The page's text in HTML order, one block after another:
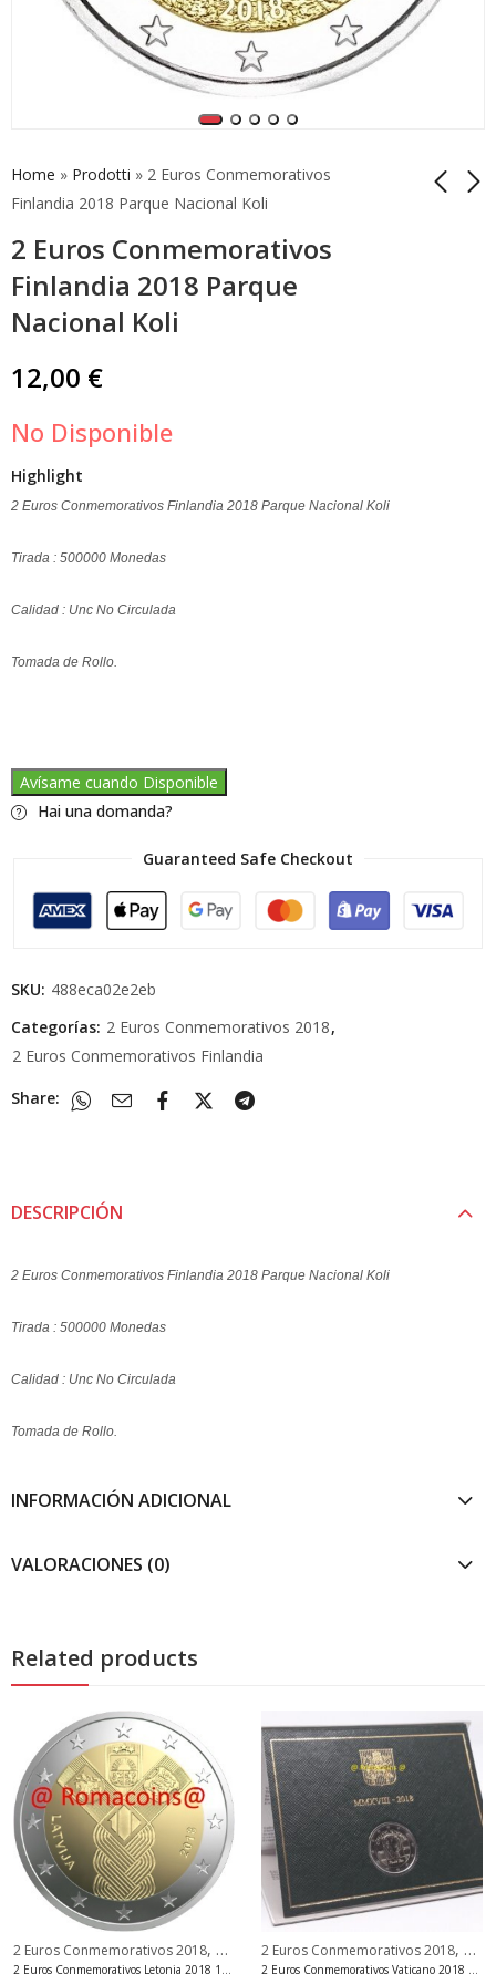
Home » Prodotti » 2 Euros Conmemorativos
Finlandia 2018 Parque Nacional Koli
2 Euros Conmemorativos
Finlandia 2018 Parque
Nacional Koli
Coincard Belgica 2014
12,00 €
No Disponible
Highlight
2 Euros Conmemorativos Finlandia 2018 Parque Nacional Koli
Tirada : 500000 Monedas
Calidad : Unc No Circulada
Tomada de Rollo.
Avísame cuando Disponible
Hai una domanda?
Guaranteed Safe Checkout
SKU: 488eca02e2eb
Categorías: 2 Euros Conmemorativos 2018,
2 Euros Conmemorativos Finlandia
Share:
DESCRIPCIÓN
2 Euros Conmemorativos Finlandia 2018 Parque Nacional Koli
Tirada : 500000 Monedas
Calidad : Unc No Circulada
Tomada de Rollo.
INFORMACIÓN ADICIONAL
VALORACIONES (0)
Related products
Conmemorativos Finlandia
2 Euros Conmemorativos 2018, 2 Euros Conmemorativos Letonia
2 Euros Conmemorativos Letonia 2018 100 Años Estados Bálticos
2 Euros Conmemorativos 2018, 2
2 Euros Conmemorativos Vaticano 2018 Padre Pio Moneda